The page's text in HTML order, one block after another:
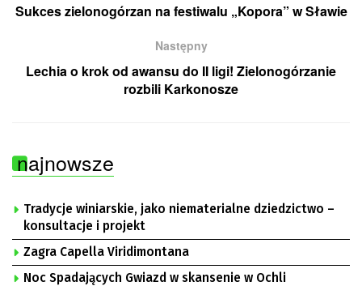
Sukces zielonogórzan na festiwalu „Kopora” w Sławie
Następny
Lechia o krok od awansu do II ligi! Zielonogórzanie
rozbili Karkonosze
najnowsze
Tradycje winiarskie, jako niematerialne dziedzictwo –
konsultacje i projekt
Zagra Capella Viridimontana
Noc Spadających Gwiazd w skansenie w Ochli